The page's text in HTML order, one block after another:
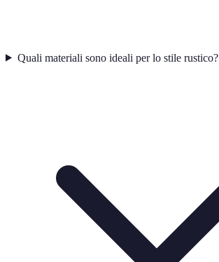
Quali materiali sono ideali per lo stile rustico?